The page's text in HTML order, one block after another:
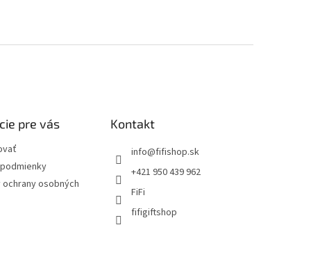
pre vás
osobných
Kontakt
info@fifishop.sk
+421 950 439 962
FiFi
fifigiftshop